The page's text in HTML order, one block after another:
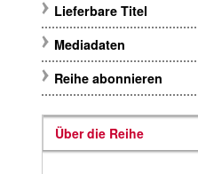
Lieferbare Titel
Mediadaten
Reihe abonnieren
Über die Reihe